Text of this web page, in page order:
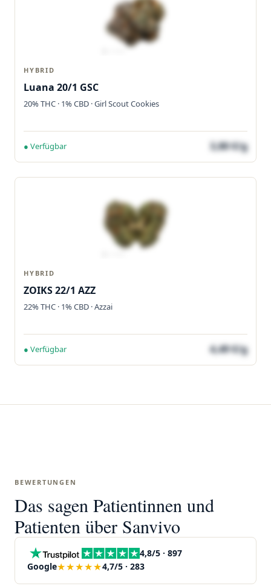
HYBRID
Luana 20/1 GSC
20% THC · 1% CBD · Girl Scout Cookies
● Verfügbar 3,80 €/g
HYBRID
ZOIKS 22/1 AZZ
22% THC · 1% CBD · Azzai
● Verfügbar 4,49 €/g
BEWERTUNGEN
Das sagen Patientinnen und
Patienten über Sanvivo
4,8/5 · 897
Google★★★★★4,7/5 · 283